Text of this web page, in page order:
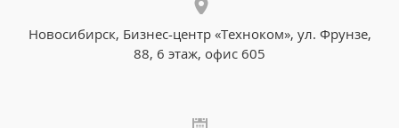
Новосибирск, Бизнес-центр «Техноком», ул. Фрунзе,
88, 6 этаж, офис 605